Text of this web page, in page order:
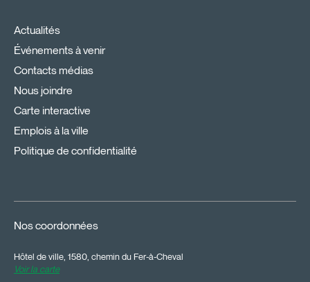
Actualités
Événements à venir
Contacts médias
Nous joindre
Carte interactive
Emplois à la ville
Politique de confidentialité
Nos coordonnées
Hôtel de ville, 1580, chemin du Fer-à-Cheval
Voir la carte